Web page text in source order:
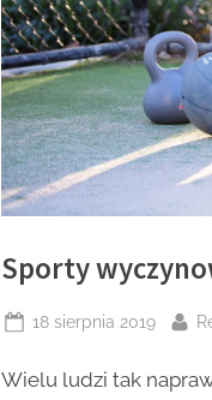
Sporty
Posted
18 sierpnia 2019
Wielu ludzi tak